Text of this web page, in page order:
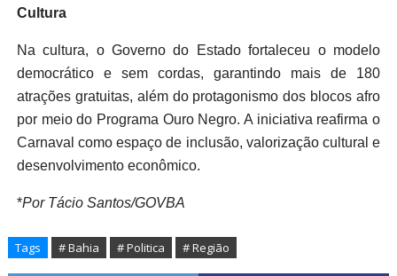
Cultura
Na cultura, o Governo do Estado fortaleceu o modelo
democrático e sem cordas, garantindo mais de 180
atrações gratuitas, além do protagonismo dos blocos afro
por meio do Programa Ouro Negro. A iniciativa reafirma o
Carnaval como espaço de inclusão, valorização cultural e
desenvolvimento econômico.
*Por Tácio Santos/GOVBA
Tags # Bahia # Politica # Região